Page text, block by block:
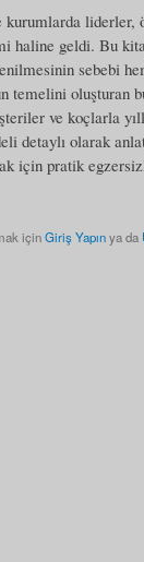
kurumlarda liderler,
haline geldi. Bu
sebebi
temelini oluşturan
ve koçlarla
detaylı olarak
için pratik
içinGiriş Yapınya da